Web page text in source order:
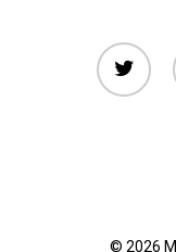
twitter
© 2026